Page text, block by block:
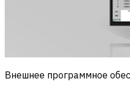
Внешнее программное